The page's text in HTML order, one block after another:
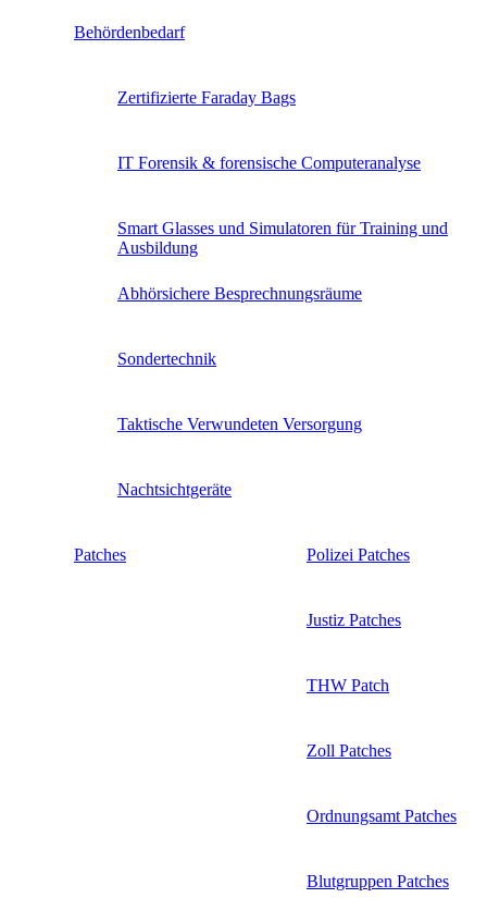
Behördenbedarf
Zertifizierte Faraday Bags
IT Forensik & forensische Computeranalyse
Smart Glasses und Simulatoren für Training und
Ausbildung
Abhörsichere Besprechnungsräume
Sondertechnik
Taktische Verwundeten Versorgung
Nachtsichtgeräte
Patches Polizei Patches
Justiz Patches
THW Patch
Zoll Patches
Ordnungsamt Patches
Blutgruppen Patches